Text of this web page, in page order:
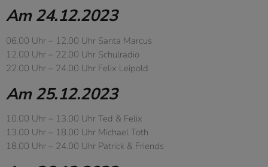
Am 24.12.2023
06.00 Uhr – 12.00 Uhr Santa Marcus
12.00 Uhr – 22.00 Uhr Schulradio
22.00 Uhr – 24.00 Uhr Felix Leipold
Am 25.12.2023
10.00 Uhr – 13.00 Uhr Ted & Felix
13.00 Uhr – 18.00 Uhr Michael Toth
18.00 Uhr – 24.00 Uhr Patrick & Friends